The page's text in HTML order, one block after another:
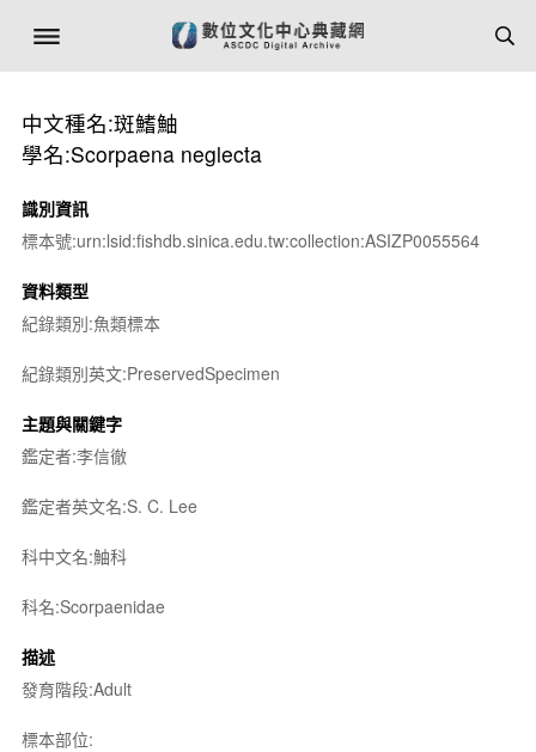
中文種名:斑鰭鮋
學名:Scorpaena neglecta
識別資訊
標本號:urn:lsid:fishdb.sinica.edu.tw:collection:ASIZP0055564
資料類型
紀錄類別:魚類標本
紀錄類別英文:PreservedSpecimen
主題與關鍵字
鑑定者:李信徹
鑑定者英文名:S. C. Lee
科中文名:鮋科
科名:Scorpaenidae
描述
發育階段:Adult
標本部位: